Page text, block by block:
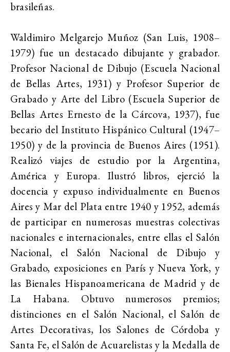
brasileñas.
Waldimiro Melgarejo Muñoz (San Luis, 1908–
1979) fue un destacado dibujante y grabador.
Profesor Nacional de Dibujo (Escuela Nacional
de Bellas Artes, 1931) y Profesor Superior de
Grabado y Arte del Libro (Escuela Superior de
Bellas Artes Ernesto de la Cárcova, 1937), fue
becario del Instituto Hispánico Cultural (1947–
1950) y de la provincia de Buenos Aires (1951).
Realizó viajes de estudio por la Argentina,
América y Europa. Ilustró libros, ejerció la
docencia y expuso individualmente en Buenos
Aires y Mar del Plata entre 1940 y 1952, además
de participar en numerosas muestras colectivas
nacionales e internacionales, entre ellas el Salón
Nacional, el Salón Nacional de Dibujo y
Grabado, exposiciones en París y Nueva York, y
las Bienales Hispanoamericana de Madrid y de
La Habana. Obtuvo numerosos premios;
distinciones en el Salón Nacional, el Salón de
Artes Decorativas, los Salones de Córdoba y
Santa Fe, el Salón de Acuarelistas y la Medalla de